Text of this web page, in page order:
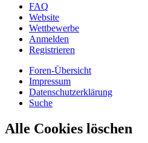
FAQ
Website
Wettbewerbe
Anmelden
Registrieren
Foren-Übersicht
Impressum
Datenschutzerklärung
Suche
Alle Cookies löschen